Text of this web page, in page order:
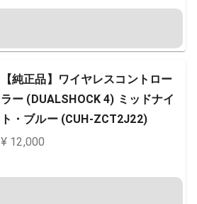
ポン (配信)
【純正品】ワイヤレスコントロー
ラー (DUALSHOCK 4) ミッドナイ
ト・ブルー (CUH-ZCT2J22)
¥ 12,000